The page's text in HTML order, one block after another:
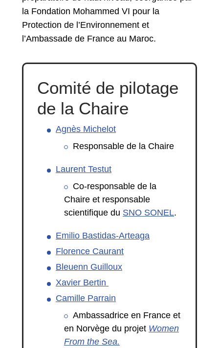
la Fondation Mohammed VI pour la
Protection de l’Environnement et
l’Ambassade de France au Maroc.
Comité de pilotage
de la Chaire
Agnès Michelot
Responsable de la Chaire
Laurent Testut
Co-responsable de la
Chaire et responsable
scientifique du SNO SONEL.
Emilio Bastidas-Arteaga
Florence Caurant
Bleuenn Guilloux
Xavier Bertin
Camille Parrain
Ambassadrice en France et
en Norvège du projet Women
From the Sea.